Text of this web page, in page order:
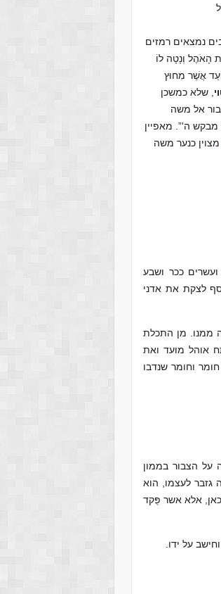
נמצאים רמזים
הָאֹהֶל וְנָטָה לוֹ
אֲשֶׁר מִחוּץ
, שלא כמשכן
אל משה
מבקש ה'”. מאפיין
כנער משה
ככר ושבע
לצקת את אדני
ממנו. מן התכלת
אוהל מועד ואת
וחומר שנדבו
על הצבור בממון
לעצמו, הוא
אלא אשר פֻּקד
על ידו.